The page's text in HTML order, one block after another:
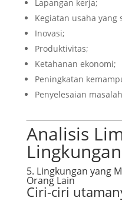
Lapangan kerja;
Kegiatan usaha yang
Inovasi;
Produktivitas;
Ketahanan ekonomi;
Peningkatan
Penyelesaian
Analisis
5. Lingkungan yang
Orang Lain
Ciri-ciri